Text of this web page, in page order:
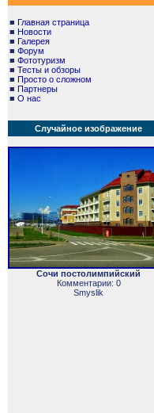
■ Главная страница
■ Новости
■ Галерея
■ Форум
■ Фототуризм
■ Тесты и обзоры
■ Просто о сложном
■ Партнеры
■ О нас
Случайное изображение
Сочи постолимпийский
Комментарии: 0
Smyslik